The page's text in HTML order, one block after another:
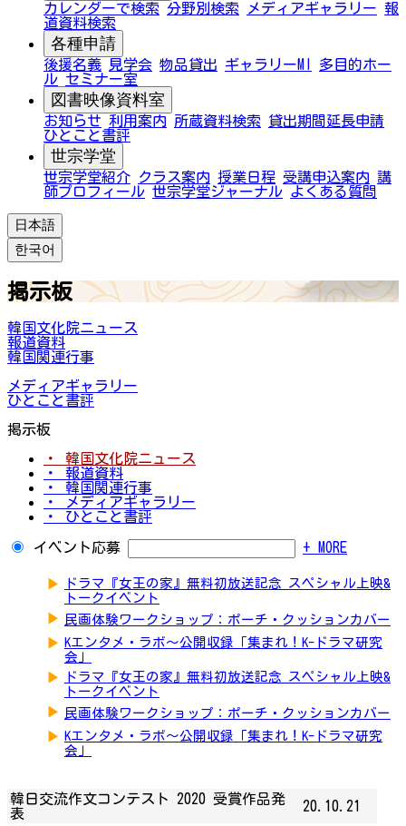
カレンダーで検索 分野別検索 メディアギャラリー 報
道資料検索
各種申請
後援名義 見学会 物品貸出 ギャラリーMI
多目的ホー
ル セミナー室
図書映像資料室
お知らせ 利用案内 所蔵資料検索
貸出期間延長申請
ひとこと書評
世宗学堂
世宗学堂紹介 クラス案内 授業日程 受講申込案内 講
師プロフィール 世宗学堂ジャーナル よくある質問
日本語
한국어
掲示板
韓国文化院ニュース
報道資料
韓国関連行事
メディアギャラリー
ひとこと書評
掲示板
・ 韓国文化院ニュース
・ 報道資料
・ 韓国関連行事
・ メディアギャラリー
・ ひとこと書評
イベント応募 + MORE
▶
ドラマ『女王の家』無料初放送記念 スペシャル上映&
トークイベント
▶ 民画体験ワークショップ：ポーチ・クッションカバー
▶ Kエンタメ・ラボ～公開収録「集まれ！K-ドラマ研究
会」
▶
ドラマ『女王の家』無料初放送記念 スペシャル上映&
トークイベント
▶ 民画体験ワークショップ：ポーチ・クッションカバー
▶ Kエンタメ・ラボ～公開収録「集まれ！K-ドラマ研究
会」
韓日交流作文コンテスト 2020 受賞作品発
表
20.10.21